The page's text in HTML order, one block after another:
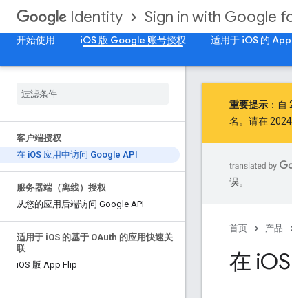
Identity Sign in with Google
开始使用
iOS 版 Google 账号授权 适用于 iOS 的
客户端授权
在 iOS 应用中访问 Google API
服务器端（离线）授权
从您的应用后端访问 Google API
适用于 iOS 的基于 OAuth 的应用快速关
联
iOS 版 App Flip
重要提示 ：自
名。请在
误。
首页 产品
在 i